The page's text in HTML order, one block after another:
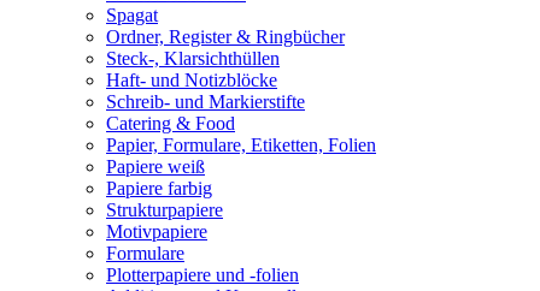
Spagat
Ordner, Register & Ringbücher
Steck-, Klarsichthüllen
Haft- und Notizblöcke
Schreib- und Markierstifte
Catering & Food
Papier, Formulare, Etiketten, Folien
Papiere weiß
Papiere farbig
Strukturpapiere
Motivpapiere
Formulare
Plotterpapiere und -folien